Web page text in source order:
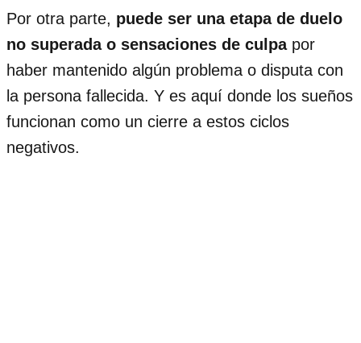
Por otra parte, puede ser una etapa de duelo
no superada o sensaciones de culpapor
haber mantenido algún problema o disputa con
la persona fallecida. Y es aquí donde los sueños
funcionan como un cierre a estos ciclos
negativos.